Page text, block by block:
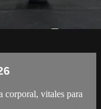
corporal, vitales para